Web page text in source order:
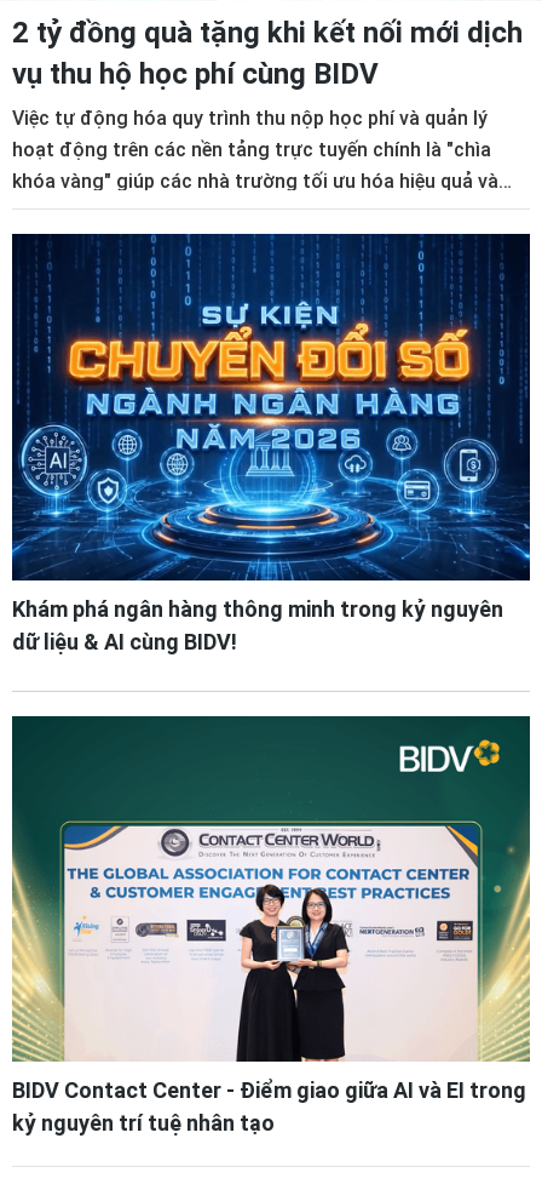
2 tỷ đồng quà tặng khi kết nối mới dịch
vụ thu hộ học phí cùng BIDV
Việc tự động hóa quy trình thu nộp học phí và quản lý
hoạt động trên các nền tảng trực tuyến chính là "chìa
khóa vàng" giúp các nhà trường tối ưu hóa hiệu quả và
tiết kiệm tối đa thời gian vận hành
Khám phá ngân hàng thông minh trong kỷ nguyên
dữ liệu & AI cùng BIDV!
BIDV Contact Center - Điểm giao giữa AI và EI trong
kỷ nguyên trí tuệ nhân tạo